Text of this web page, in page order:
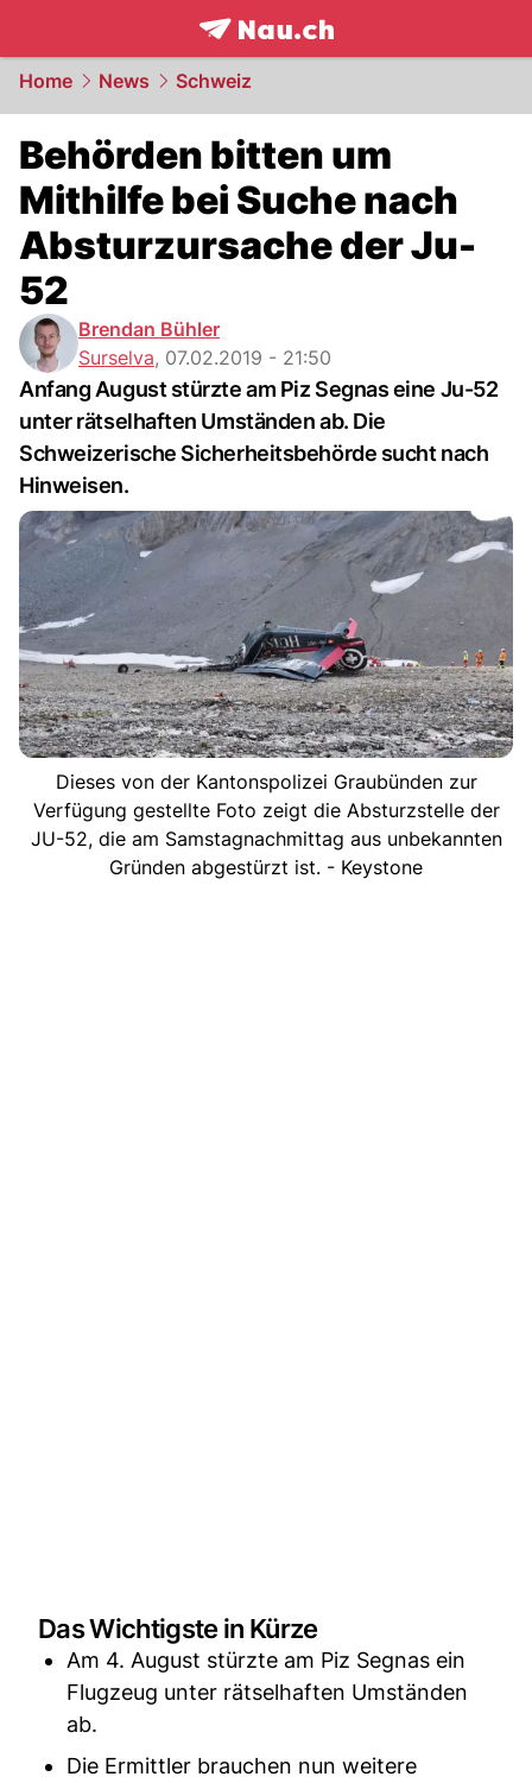
frontpage.NAU.ch
Home News Schweiz
Behörden bitten um
Mithilfe bei Suche nach
Absturzursache der Ju-
52
Brendan Bühler
Surselva, 07.02.2019 - 21:50
Anfang August stürzte am Piz Segnas eine Ju-52
unter rätselhaften Umständen ab. Die
Schweizerische Sicherheitsbehörde sucht nach
Hinweisen.
Dieses von der Kantonspolizei Graubünden zur
Verfügung gestellte Foto zeigt die Absturzstelle der
JU-52, die am Samstagnachmittag aus unbekannten
Gründen abgestürzt ist. - Keystone
Das Wichtigste in Kürze
Am 4. August stürzte am Piz Segnas ein
Flugzeug unter rätselhaften Umständen
ab.
Die Ermittler brauchen nun weitere